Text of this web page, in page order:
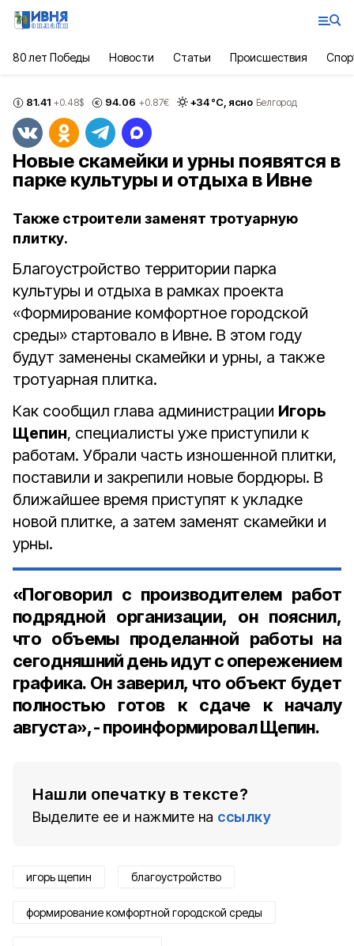
80 лет Победы Новости Статьи Происшествия
81.41 +0.48$ 94.06 +0.87€ +34°С, ясно Белгород
Новые скамейки и урны появятся в
парке культуры и отдыха в Ивне
Также строители заменят тротуарную
плитку.
Благоустройство территории парка
культуры и отдыха в рамках проекта
«Формирование комфортное городской
среды» стартовало в Ивне. В этом году
будут заменены скамейки и урны, а также
тротуарная плитка.
Как сообщил глава администрации Игорь
Щепин, специалисты уже приступили к
работам. Убрали часть изношенной плитки,
поставили и закрепили новые бордюры. В
ближайшее время приступят к укладке
новой плитке, а затем заменят скамейки и
урны.
«Поговорил с производителем работ
подрядной организации, он пояснил,
что объемы проделанной работы на
сегодняшний день идут с опережением
графика. Он заверил, что объект будет
полностью готов к сдаче к началу
августа», - проинформировал Щепин.
Нашли опечатку в тексте?
Выделите ее и нажмите на ссылку
игорь щепин благоустройство
формирование комфортной городской среды